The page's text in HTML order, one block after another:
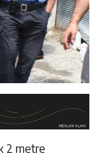
2 metre